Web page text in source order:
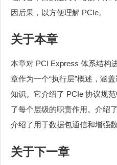
因后果，以方便理解 PCIe。
关于本章
本章对 PCI Express 体系结构
章作为一个“执行层”概述，涵
知识。它介绍了 PCIe 协议规
了每个层级的职责作用。介绍
介绍了用于数据包通信和增强
关于下一章